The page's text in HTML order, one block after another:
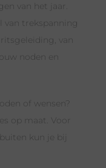
van het jaar.
van trekspanning
van
noden en
of wensen?
op maat. Voor
kun je bij